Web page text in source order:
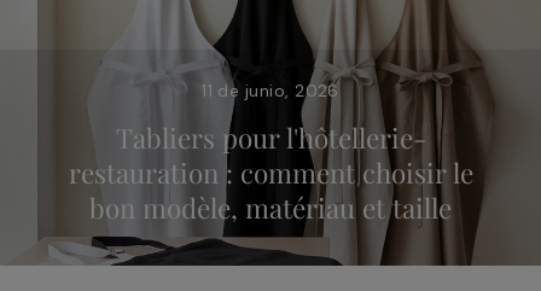
11 de junio, 2026
Tabliers pour l'hôtellerie-
restauration : comment choisir le
bon modèle, matériau et taille